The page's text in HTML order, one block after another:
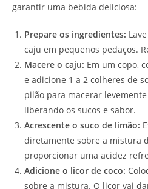
garantir uma bebida deliciosa:
Prepare os ingredientes:
caju em pequenos pedaços.
Macere o caju: Em um copo,
e adicione 1 a 2 colheres de
pilão para macerar
liberando os sucos e sabor.
Acrescente o suco de limão:
diretamente sobre a mistura
proporcionar uma acidez
Adicione o licor de coco:
sobre a mistura. O licor vai